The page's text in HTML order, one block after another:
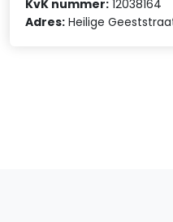
KvK nummer: 12038164
Adres: Heilige